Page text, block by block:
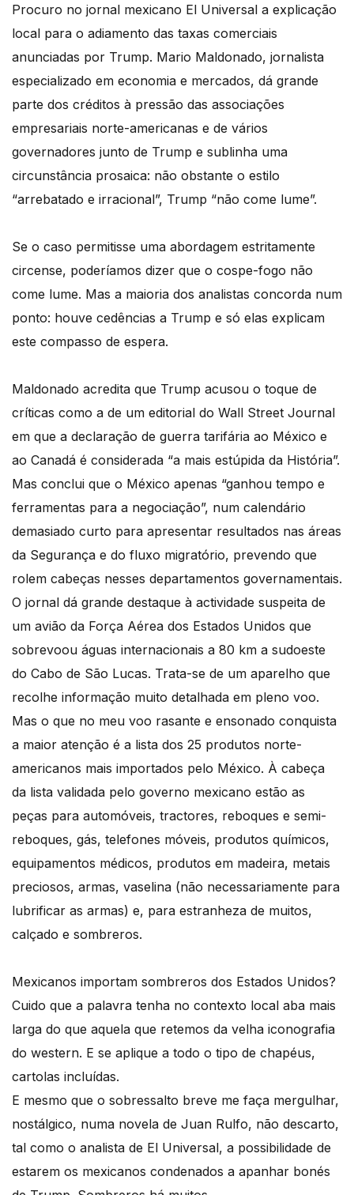
Procuro no jornal mexicano El Universal a explicação
local para o adiamento das taxas comerciais
anunciadas por Trump. Mario Maldonado, jornalista
especializado em economia e mercados, dá grande
parte dos créditos à pressão das associações
empresariais norte-americanas e de vários
governadores junto de Trump e sublinha uma
circunstância prosaica: não obstante o estilo
“arrebatado e irracional”, Trump “não come lume”.
Se o caso permitisse uma abordagem estritamente
circense, poderíamos dizer que o cospe-fogo não
come lume. Mas a maioria dos analistas concorda num
ponto: houve cedências a Trump e só elas explicam
este compasso de espera.
Maldonado acredita que Trump acusou o toque de
críticas como a de um editorial do Wall Street Journal
em que a declaração de guerra tarifária ao México e
ao Canadá é considerada “a mais estúpida da História”.
Mas conclui que o México apenas “ganhou tempo e
ferramentas para a negociação”, num calendário
demasiado curto para apresentar resultados nas áreas
da Segurança e do fluxo migratório, prevendo que
rolem cabeças nesses departamentos governamentais.
O jornal dá grande destaque à actividade suspeita de
um avião da Força Aérea dos Estados Unidos que
sobrevoou águas internacionais a 80 km a sudoeste
do Cabo de São Lucas. Trata-se de um aparelho que
recolhe informação muito detalhada em pleno voo.
Mas o que no meu voo rasante e ensonado conquista
a maior atenção é a lista dos 25 produtos norte-
americanos mais importados pelo México. À cabeça
da lista validada pelo governo mexicano estão as
peças para automóveis, tractores, reboques e semi-
reboques, gás, telefones móveis, produtos químicos,
equipamentos médicos, produtos em madeira, metais
preciosos, armas, vaselina (não necessariamente para
lubrificar as armas) e, para estranheza de muitos,
calçado e sombreros.
Mexicanos importam sombreros dos Estados Unidos?
Cuido que a palavra tenha no contexto local aba mais
larga do que aquela que retemos da velha iconografia
do western. E se aplique a todo o tipo de chapéus,
cartolas incluídas.
E mesmo que o sobressalto breve me faça mergulhar,
nostálgico, numa novela de Juan Rulfo, não descarto,
tal como o analista de El Universal, a possibilidade de
estarem os mexicanos condenados a apanhar bonés